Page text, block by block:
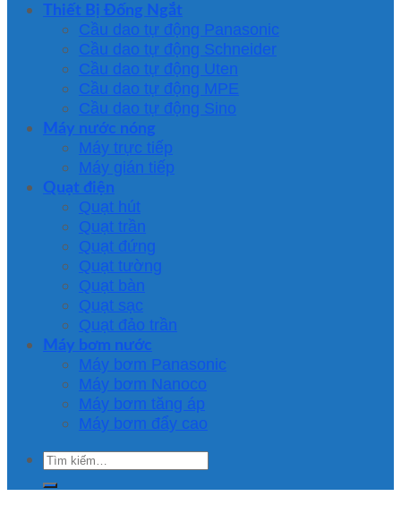
Thiết Bị Đống Ngắt
Cầu dao tự động Panasonic
Cầu dao tự động Schneider
Cầu dao tự động Uten
Cầu dao tự động MPE
Cầu dao tự động Sino
Máy nước nóng
Máy trực tiếp
Máy gián tiếp
Quạt điện
Quạt hút
Quạt trần
Quạt đứng
Quạt tường
Quạt bàn
Quạt sạc
Quạt đảo trần
Máy bơm nước
Máy bơm Panasonic
Máy bơm Nanoco
Máy bơm tăng áp
Máy bơm đẩy cao
Tìm
kiếm: